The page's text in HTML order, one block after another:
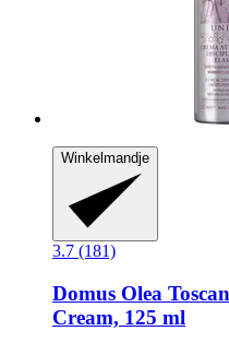
Winkelmandje
3.7 (181)
Domus Olea
Cream, 125 ml